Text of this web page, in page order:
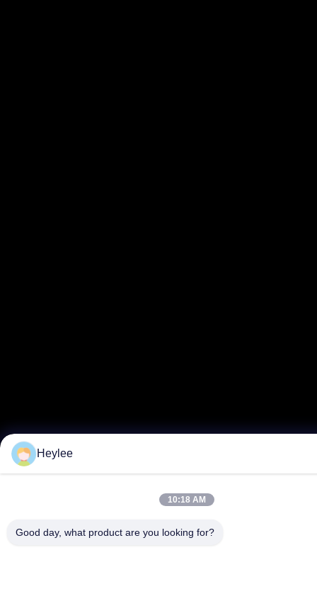
Heylee
10:18 AM
Good day, what product are you looking for?